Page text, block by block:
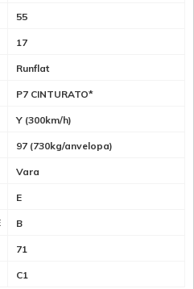
55
17
Runflat
P7 CINTURATO*
Y (300km/h)
97 (730kg/anvelopa)
Vara
E
B
71
C1